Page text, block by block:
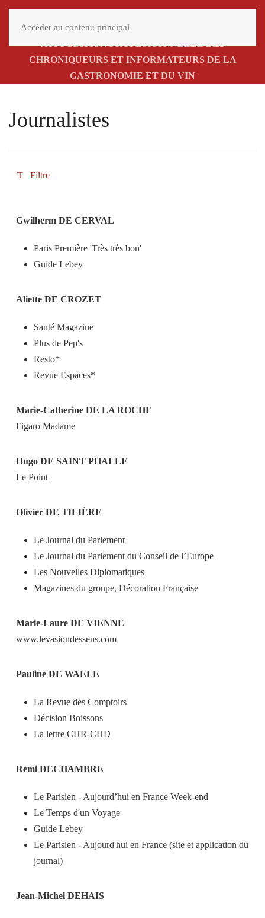
Accéder au contenu principal
ASSOCIATION PROFESSIONNELLE DES
CHRONIQUEURS ET INFORMATEURS DE LA
GASTRONOMIE ET DU VIN
Journalistes
Filtre
Gwilherm DE CERVAL
Paris Première 'Très très bon'
Guide Lebey
Aliette DE CROZET
Santé Magazine
Plus de Pep's
Resto*
Revue Espaces*
Marie-Catherine DE LA ROCHE
Figaro Madame
Hugo DE SAINT PHALLE
Le Point
Olivier DE TILIÈRE
Le Journal du Parlement
Le Journal du Parlement du Conseil de l’Europe
Les Nouvelles Diplomatiques
Magazines du groupe, Décoration Française
Marie-Laure DE VIENNE
www.levasiondessens.com
Pauline DE WAELE
La Revue des Comptoirs
Décision Boissons
La lettre CHR-CHD
Rémi DECHAMBRE
Le Parisien - Aujourd’hui en France Week-end
Le Temps d'un Voyage
Guide Lebey
Le Parisien - Aujourd'hui en France (site et application du
journal)
Jean-Michel DEHAIS